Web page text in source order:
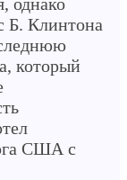
Б. Клинтона
который
США с